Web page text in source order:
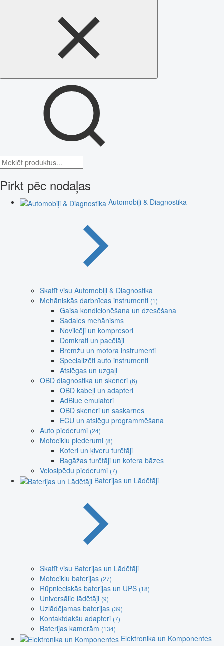
Pirkt pēc nodaļas
Automobiļi & Diagnostika
Skatīt visu Automobiļi & Diagnostika
Mehāniskās darbnīcas instrumenti (1)
Gaisa kondicionēšana un dzesēšana
Sadales mehānisms
Novilcēji un kompresori
Domkrati un pacēlāji
Bremžu un motora instrumenti
Specializēti auto instrumenti
Atslēgas un uzgaļi
OBD diagnostika un skeneri (6)
OBD kabeļi un adapteri
AdBlue emulatori
OBD skeneri un saskarnes
ECU un atslēgu programmēšana
Auto piederumi (24)
Motociklu piederumi (8)
Koferi un ķiveru turētāji
Bagāžas turētāji un kofera bāzes
Velosipēdu piederumi (7)
Baterijas un Lādētāji
Skatīt visu Baterijas un Lādētāji
Motociklu baterijas (27)
Rūpnieciskās baterijas un UPS (18)
Universālie lādētāji (9)
Uzlādējamas baterijas (39)
Kontaktdakšu adapteri (7)
Baterijas kamerām (134)
Elektronika un Komponentes